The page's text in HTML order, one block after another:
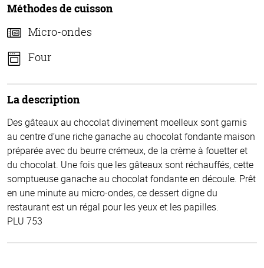
Méthodes de cuisson
Micro-ondes
Four
La description
Des gâteaux au chocolat divinement moelleux sont garnis
au centre d’une riche ganache au chocolat fondante maison
préparée avec du beurre crémeux, de la crème à fouetter et
du chocolat. Une fois que les gâteaux sont réchauffés, cette
somptueuse ganache au chocolat fondante en découle. Prêt
en une minute au micro-ondes, ce dessert digne du
restaurant est un régal pour les yeux et les papilles.
PLU 753